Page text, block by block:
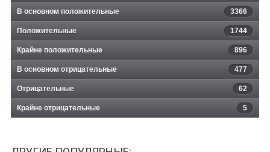
В основном положительные 3366
Положительные 1744
Крайне положительные 896
В основном отрицательные 477
Отрицательные 62
Крайне отрицательные 5